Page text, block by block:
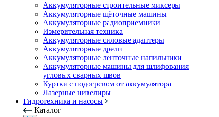
Аккумуляторные строительные миксеры
Аккумуляторные щёточные машины
Аккумуляторные радиоприемники
Измерительная техника
Аккумуляторные силовые адаптеры
Аккумуляторные дрели
Аккумуляторные ленточные напильники
Аккумуляторные машины для шлифования
угловых сварных швов
Куртки с подогревом от аккумулятора
Лазерные нивелиры
Гидротехника и насосы
Каталог